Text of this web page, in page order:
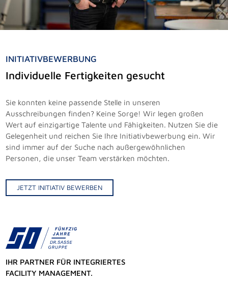
INITIATIVBEWERBUNG
Individuelle Fertigkeiten gesucht
Sie konnten keine passende Stelle in unseren
Ausschreibungen finden? Keine Sorge! Wir legen großen
Wert auf einzigartige Talente und Fähigkeiten. Nutzen Sie die
Gelegenheit und reichen Sie Ihre Initiativbewerbung ein. Wir
sind immer auf der Suche nach außergewöhnlichen
Personen, die unser Team verstärken möchten.
JETZT INITIATIV BEWERBEN
IHR PARTNER FÜR INTEGRIERTES
FACILITY MANAGEMENT.